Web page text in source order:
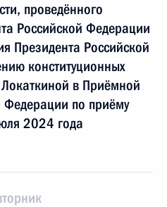
проведённого
Российской Федерации
Президента Российской
конституционных
в Приёмной
Федерации по приёму
2024 года